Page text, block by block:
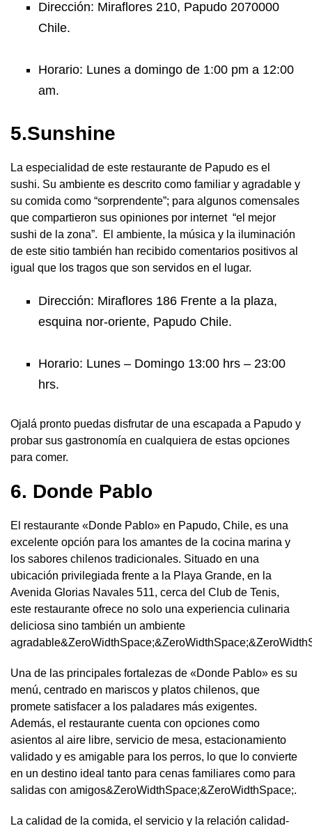
Dirección: Miraflores 210, Papudo 2070000
Chile.
Horario: Lunes a domingo de 1:00 pm a 12:00
am.
5.Sunshine
La especialidad de este restaurante de Papudo es el
sushi. Su ambiente es descrito como familiar y agradable y
su comida como “sorprendente”; para algunos comensales
que compartieron sus opiniones por internet “el mejor
sushi de la zona”. El ambiente, la música y la iluminación
de este sitio también han recibido comentarios positivos al
igual que los tragos que son servidos en el lugar.
Dirección: Miraflores 186 Frente a la plaza,
esquina nor-oriente, Papudo Chile.
Horario: Lunes – Domingo 13:00 hrs – 23:00
hrs.
Ojalá pronto puedas disfrutar de una escapada a Papudo y
probar sus gastronomía en cualquiera de estas opciones
para comer.
6. Donde Pablo
El restaurante «Donde Pablo» en Papudo, Chile, es una
excelente opción para los amantes de la cocina marina y
los sabores chilenos tradicionales. Situado en una
ubicación privilegiada frente a la Playa Grande, en la
Avenida Glorias Navales 511, cerca del Club de Tenis,
este restaurante ofrece no solo una experiencia culinaria
deliciosa sino también un ambiente
Una de las principales fortalezas de «Donde Pablo» es su
menú, centrado en mariscos y platos chilenos, que
promete satisfacer a los paladares más exigentes.
Además, el restaurante cuenta con opciones como
asientos al aire libre, servicio de mesa, estacionamiento
validado y es amigable para los perros, lo que lo convierte
en un destino ideal tanto para cenas familiares como para
salidas con amigos&ZeroWidthSpace;&ZeroWidthSpace;.
La calidad de la comida, el servicio y la relación calidad-